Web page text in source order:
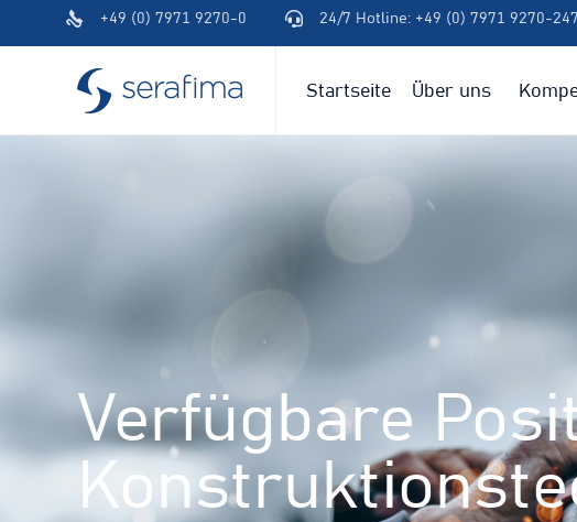
(+49)
791
94600-
+49 (0) 7971 9270-0
(+49)
791
24/7 Hotline: +49 (0) 7971 9270-247
Startseite Über uns
Verfügbare